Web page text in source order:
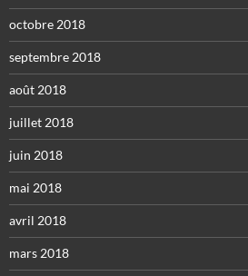
octobre 2018
septembre 2018
août 2018
juillet 2018
juin 2018
mai 2018
avril 2018
mars 2018